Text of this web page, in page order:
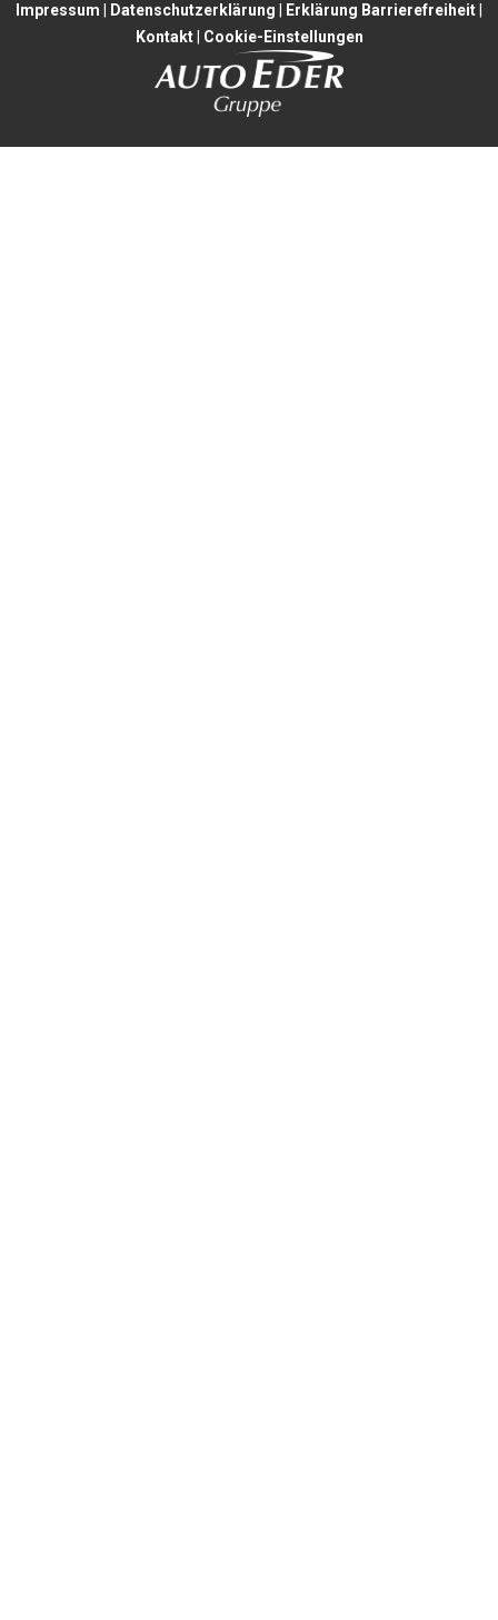
Impressum
Datenschutzerklärung Erklärung Barrierefreiheit
Kontakt| Cookie-Einstellungen